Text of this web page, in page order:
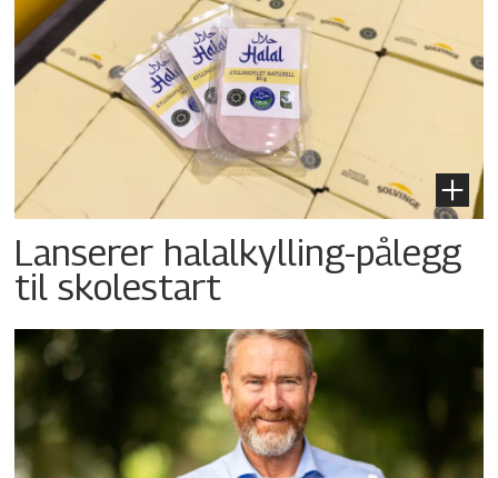
Lanserer halalkylling-­pålegg
til skolestart